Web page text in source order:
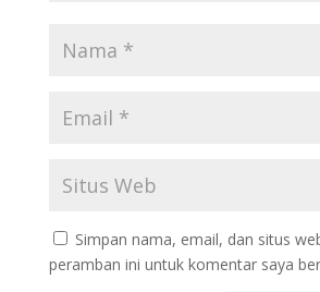
Simpan nama, email, dan situs
peramban ini untuk komentar saya